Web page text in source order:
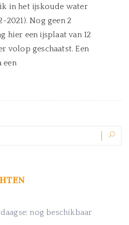
in het ijskoude water
2021). Nog geen 2
hier een ijsplaat van 12
volop geschaatst. Een
een
nog beschikbaar